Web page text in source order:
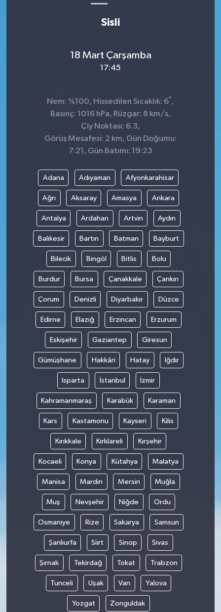
Sisli
18 Mart Çarşamba
17:45
Nem: %100, Hissedilen Sıcaklık: 6° ,
Basınç: 1016 hPa, Rüzgar: 8 km/s,
Çiy Noktası: 6.3,
Görüş Mesafesi: 2 km, Gün Doğumu:
7:21, Gün Batımı: 19:23
Adana Adıyaman Afyonkarahisar
Ağrı Aksaray Amasya Ankara
Antalya Ardahan Artvin Aydın
Balıkesir Bartın Batman Bayburt
Bilecik Bingöl Bitlis Bolu
Burdur Bursa Çanakkale Çankırı
Çorum Denizli Diyarbakır Düzce
Edirne Elazığ Erzincan Erzurum
Eskişehir Gaziantep Giresun
Gümüşhane Hakkâri Hatay Iğdır
Isparta İstanbul İzmir
Kahramanmaraş Karabük Karaman
Kars Kastamonu Kayseri Kilis
Kırıkkale Kırklareli Kırşehir
Kocaeli Konya Kütahya Malatya
Manisa Mardin Mersin Muğla
Muş Nevşehir Niğde Ordu
Osmaniye Rize Sakarya Samsun
Şanlıurfa Siirt Sinop Sivas
Şırnak Tekirdağ Tokat Trabzon
Tunceli Uşak Van Yalova
Yozgat Zonguldak